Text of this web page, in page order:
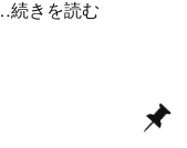
続きを読む